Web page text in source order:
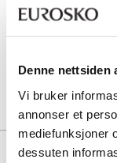
Denne nettsiden
Vi bruker
annonser et
mediefunksjoner
dessuten
Pris
Beskrivelse